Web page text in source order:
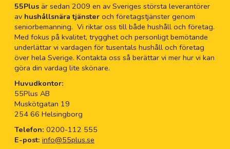
55Plusär sedan 2009 en av Sveriges största leverantörer
av hushållsnära tjänsteroch företagstjänster genom
seniorbemanning. Vi riktar oss till både hushåll och företag.
Med fokus på kvalitet, trygghet och personligt bemötande
underlättar vi vardagen för tusentals hushåll och företag
över hela Sverige. Kontakta oss så berättar vi mer hur vi kan
göra din vardag lite skönare.
Huvudkontor:
55Plus AB
Muskötgatan 19
254 66 Helsingborg
Telefon: 0200-112 555
E-post: info@55plus.se